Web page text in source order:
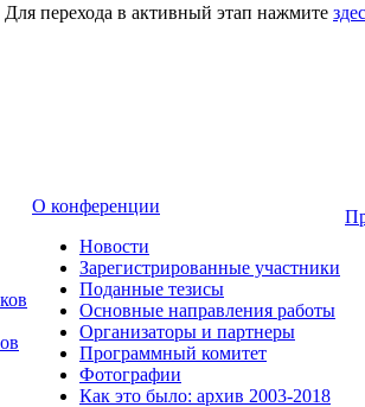
перехода в активный этап нажмите
О конференции
Новости
Зарегистрированные участники
Поданные тезисы
Основные направления работы
Организаторы и партнеры
Программный комитет
Фотографии
Как это было: архив 2003-2018